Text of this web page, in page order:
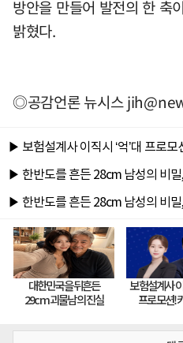
방안을 만들어 발전의 한 축
밝혔다.
◎공감언론 뉴시스